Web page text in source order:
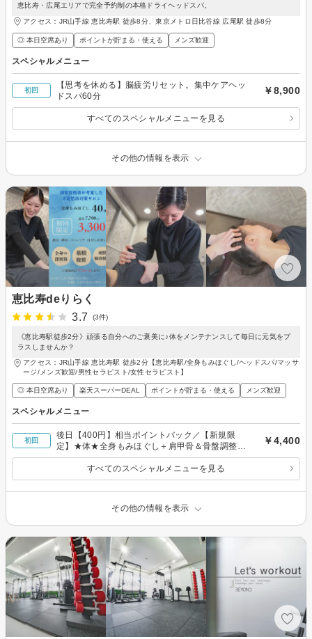
恵比寿・広尾エリアで完全予約制の本格ドライヘッドスパ。
アクセス：JR山手線 恵比寿駅 徒歩8分、東京メトロ日比谷線 広尾駅 徒歩8分
◎ 本日空席あり ポイントが貯まる・使える メンズ歓迎
スペシャルメニュー
初回
【思考を休める】脳疲労リセット。集中ケアヘッ
ドスパ60分
￥8,900
すべてのスペシャルメニューを見る
その他の情報を表示
恵比寿deりらく
3.7
(3件)
《恵比寿駅徒歩2分》頑張る自分へのご褒美に♪体をメンテナンスして毎日に元気をプ
ラスしませんか？
アクセス：JR山手線 恵比寿駅 徒歩2分【恵比寿駅/全身もみほぐし/ヘッドスパ/マッサ
ージ/メンズ歓迎/男性セラピスト/女性セラピスト】
◎ 本日空席あり 楽天スーパーDEAL ポイントが貯まる・使える メンズ歓迎
スペシャルメニュー
初回
後日【400円】相当ポイントバック／【新規限
定】★体★全身もみほぐし＋肩甲骨＆骨盤調整＋
首＆下肢ストレッチ70分
￥4,400
すべてのスペシャルメニューを見る
その他の情報を表示